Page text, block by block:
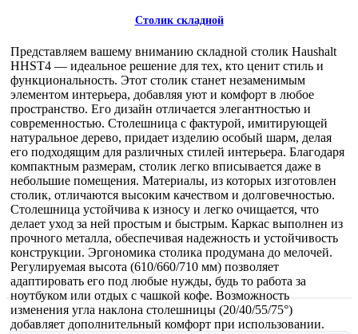
использования в офисах, на даче, в учебных заведениях и
мероприятий, выставок и презентаций. Оптовые покупатели
оценят возможность приобретения этого стола по выгодной
цене, а также его универсальность и долговечность.
Складная конструкция и легкость в уходе делают его
отличным выбором для бизнеса. Сделайте правильный
выбор и приобретите универсальный складной стол,
который станет надежным и практичным решением для
вашего бизнеса.
1 600,00 руб
Столик складной
Представляем вашему вниманию складной столик Haushalt
HHST4 — идеальное решение для тех, кто ценит стиль и
функциональность. Этот столик станет незаменимым
элементом интерьера, добавляя уют и комфорт в любое
пространство. Его дизайн отличается элегантностью и
современностью. Столешница с фактурой, имитирующей
натуральное дерево, придает изделию особый шарм, делая
его подходящим для различных стилей интерьера. Благодаря
компактным размерам, столик легко вписывается даже в
небольшие помещения. Материалы, из которых изготовлен
столик, отличаются высоким качеством и долговечностью.
Столешница устойчива к износу и легко очищается, что
делает уход за ней простым и быстрым. Каркас выполнен из
прочного металла, обеспечивая надежность и устойчивость
конструкции. Эргономика столика продумана до мелочей.
Регулируемая высота (610/660/710 мм) позволяет
адаптировать его под любые нужды, будь то работа за
ноутбуком или отдых с чашкой кофе. Возможность
изменения угла наклона столешницы (20/40/55/75°)
добавляет дополнительный комфорт при использовании.